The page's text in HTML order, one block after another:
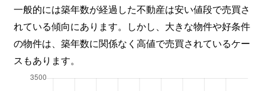
一般的には築年数が経過した不動産は安い値段で売買さ
れている傾向にあります。しかし、大きな物件や好条件
の物件は、築年数に関係なく高値で売買されているケー
スもあります。